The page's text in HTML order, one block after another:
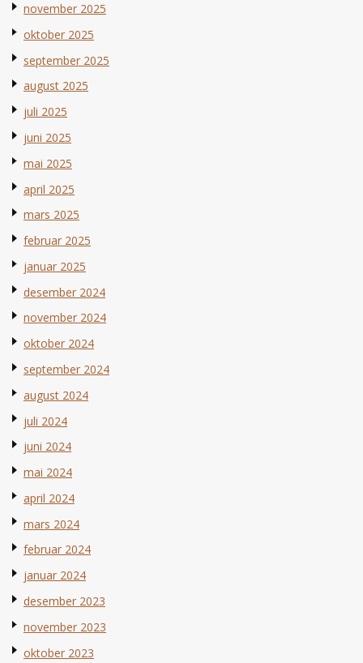
november 2025
oktober 2025
september 2025
august 2025
juli 2025
juni 2025
mai 2025
april 2025
mars 2025
februar 2025
januar 2025
desember 2024
november 2024
oktober 2024
september 2024
august 2024
juli 2024
juni 2024
mai 2024
april 2024
mars 2024
februar 2024
januar 2024
desember 2023
november 2023
oktober 2023